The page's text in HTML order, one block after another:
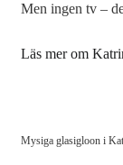
Men ingen tv –
Läs mer om
Mysiga glasigloon i